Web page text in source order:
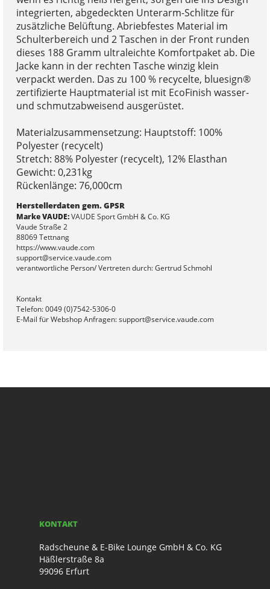
integrierten, abgedeckten Unterarm-Schlitze für
zusätzliche Belüftung. Abriebfestes Material im
Schulterbereich und 2 Taschen in der Front runden
dieses 188 Gramm ultraleichte Komfortpaket ab. Die
Jacke kann in der rechten Tasche winzig klein
verpackt werden. Das zu 100 % recycelte, bluesign®
zertifizierte Hauptmaterial ist mit EcoFinish wasser-
und schmutzabweisend ausgerüstet.
Materialzusammensetzung: Hauptstoff: 100%
Polyester (recycelt)
Stretch: 88% Polyester (recycelt), 12% Elasthan
Gewicht: 0,231kg
Rückenlänge: 76,000cm
Herstellerdaten gem. GPSR
Marke VAUDE:VAUDE Sport GmbH & Co. KG
Vaude Straße 2
88069 Tettnang
https://www.vaude.com
support@service.vaude.com
verantwortliche Person/ Vertreten durch: Gertrud Schmohl
Kontakt
Telefon: 0049 (0)7542-5306-0
E-Mail für Webshop Anfragen: support@service.vaude.com
KONTAKT
Radscheune & E-Bike Lounge GmbH & Co. KG
Häßlerstraße 8a
99096 Erfurt